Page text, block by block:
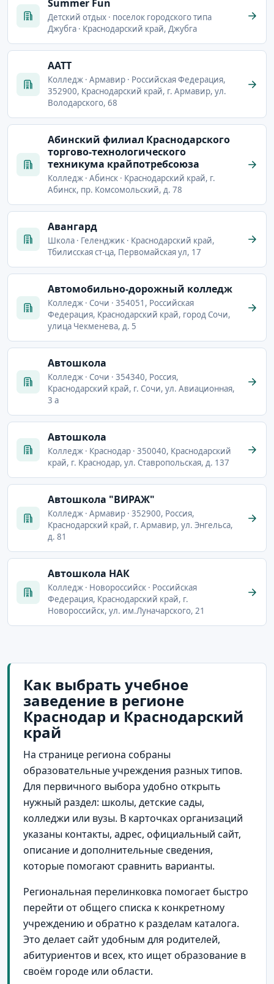
Summer Fun
Детский отдых · поселок городского типа
Джубга · Краснодарский край, Джубга
ААТТ
Колледж · Армавир · Российская Федерация,
352900, Краснодарский край, г. Армавир, ул.
Володарского, 68
Абинский филиал Краснодарского
торгово-технологического
техникума крайпотребсоюза
Колледж · Абинск · Краснодарский край, г.
Абинск, пр. Комсомольский, д. 78
Авангард
Школа · Геленджик · Краснодарский край,
Тбилисская ст-ца, Первомайская ул, 17
Автомобильно-дорожный колледж
Колледж · Сочи · 354051, Российская
Федерация, Краснодарский край, город Сочи,
улица Чекменева, д. 5
Автошкола
Колледж · Сочи · 354340, Россия,
Краснодарский край, г. Сочи, ул. Авиационная,
3 а
Автошкола
Колледж · Краснодар · 350040, Краснодарский
край, г. Краснодар, ул. Ставропольская, д. 137
Автошкола "ВИРАЖ"
Колледж · Армавир · 352900, Россия,
Краснодарский край, г. Армавир, ул. Энгельса,
д. 81
Автошкола НАК
Колледж · Новороссийск · Российская
Федерация, Краснодарский край, г.
Новороссийск, ул. им.Луначарского, 21
Как выбрать учебное
заведение в регионе
Краснодар и Краснодарский
край
На странице региона собраны
образовательные учреждения разных типов.
Для первичного выбора удобно открыть
нужный раздел: школы, детские сады,
колледжи или вузы. В карточках организаций
указаны контакты, адрес, официальный сайт,
описание и дополнительные сведения,
которые помогают сравнить варианты.
Региональная перелинковка помогает быстро
перейти от общего списка к конкретному
учреждению и обратно к разделам каталога.
Это делает сайт удобным для родителей,
абитуриентов и всех, кто ищет образование в
своём городе или области.